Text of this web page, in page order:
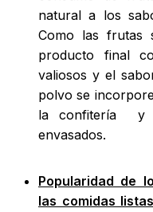
natural a los
Como las frutas
producto final
valiosos y el
polvo se
la confitería y
envasados.
Popularidad de
las comidas